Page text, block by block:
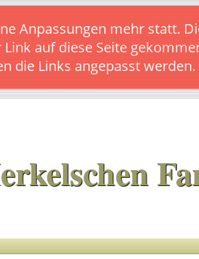
Anpassungen mehr statt.
auf diese Seite
Links angepasst werden.